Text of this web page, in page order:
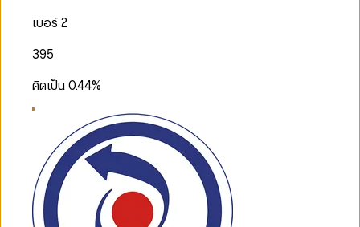
เบอร์ 2
395
คิดเป็น0.44%